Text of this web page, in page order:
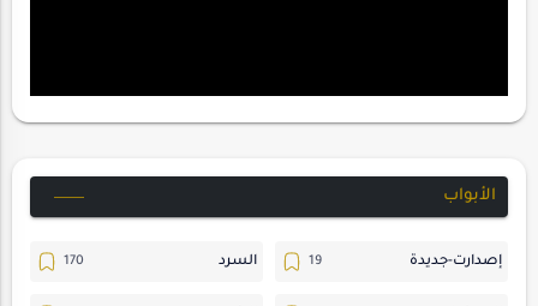
الأبواب
إصدارت-جديدة السرد